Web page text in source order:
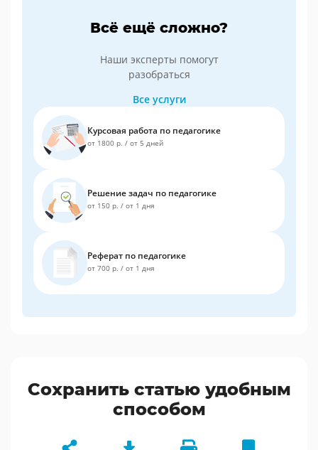
Всё ещё сложно?
Наши эксперты помогут
разобраться
Все услуги
Курсовая работа по педагогике
от 1800 р. / от 5 дней
Решение задач по педагогике
от 150 р. / от 1 дня
Реферат по педагогике
от 700 р. / от 1 дня
Сохранить статью удобным
способом